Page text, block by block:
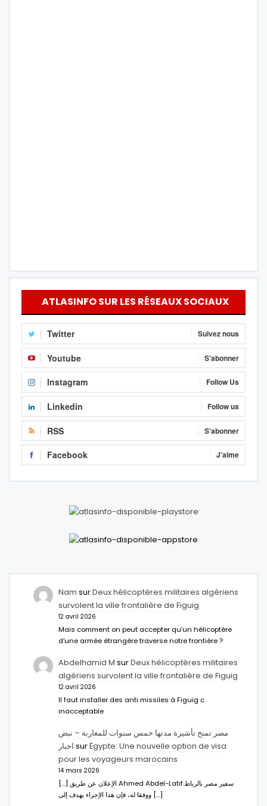
ATLASINFO SUR LES RÉSEAUX SOCIAUX
Twitter Suivez nous
Youtube S'abonner
Instagram Follow Us
Linkedin Follow us
RSS S'abonner
Facebook J'aime
Nam surDeux hélicoptères militaires algériens
survolent la ville frontalière de Figuig
12 avril 2026
Mais comment on peut accepter qu’un hélicoptère
d’une armée étrangère traverse notre frontière ?
Abdelhamid M surDeux hélicoptères militaires
algériens survolent la ville frontalière de Figuig
12 avril 2026
Il faut installer des anti missiles à Figuig c
inacceptable
مصر تمنح تأشيرة مدتها خمس سنوات للمغاربة – نبض
اخبار surÉgypte: Une nouvelle option de visa
pour les voyageurs marocains
14 mars 2026
[…] الإعلان عن طريق Ahmed Abdel-Latifسفير مصر بالرباط.
ووفقا له، فإن هذا الإجراء يهدف إلى […]